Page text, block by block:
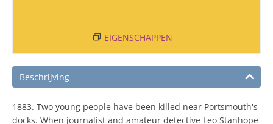
EIGENSCHAPPEN
Beschrijving
1883. Two young people have been killed near Portsmouth's
docks. When journalist and amateur detective Leo Stanhope